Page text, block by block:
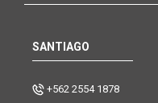
SANTIAGO
+562 2554 1878